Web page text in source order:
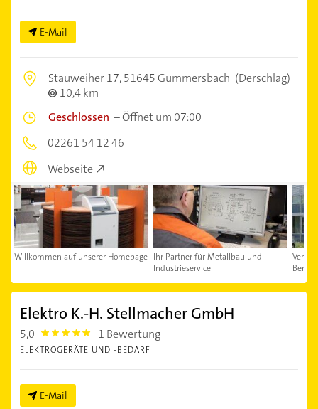
E-Mail
Stauweiher 17,51645 Gummersbach (Derschlag)
10,4 km
Geschlossen –Öffnet um 07:00
02261 54 12 46
Webseite
Willkommen auf unserer Homepage Ihr Partner für Metallbau und
Industrieservice
Elektro K.-H. Stellmacher GmbH
5,0 5.0 1 Bewertung
ELEKTROGERÄTE UND -BEDARF
E-Mail